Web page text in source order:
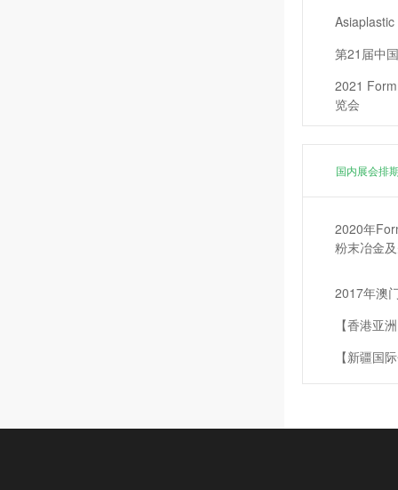
第21届中
2021
览会
2021年马
韩国
国内展会排
2020年
粉末冶金
2017年澳
【香港亚
【新疆国
2017年云